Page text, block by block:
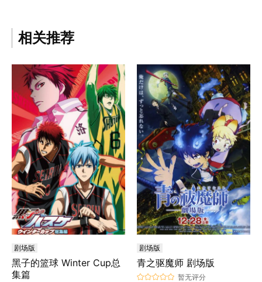
相关推荐
剧场版
黑子的篮球 Winter Cup总
集篇
剧场版
青之驱魔师 剧场版
暂无评分